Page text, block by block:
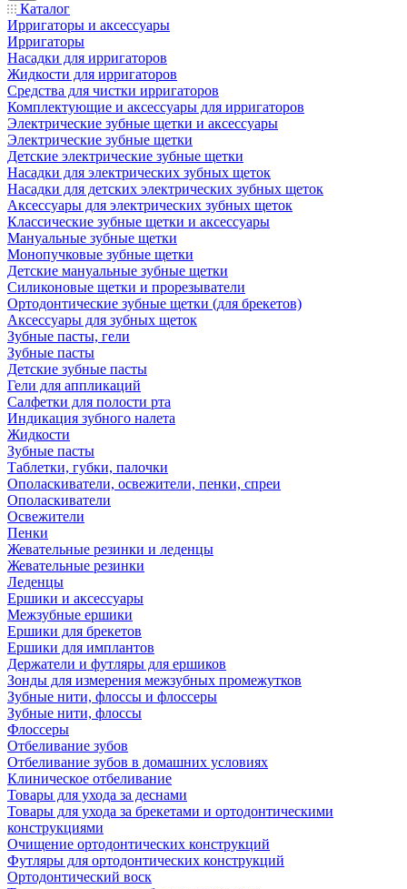
Каталог
Ирригаторы и аксессуары
Ирригаторы
Насадки для ирригаторов
Жидкости для ирригаторов
Средства для чистки ирригаторов
Комплектующие и аксессуары для ирригаторов
Электрические зубные щетки и аксессуары
Электрические зубные щетки
Детские электрические зубные щетки
Насадки для электрических зубных щеток
Насадки для детских электрических зубных щеток
Аксессуары для электрических зубных щеток
Классические зубные щетки и аксессуары
Мануальные зубные щетки
Монопучковые зубные щетки
Детские мануальные зубные щетки
Силиконовые щетки и прорезыватели
Ортодонтические зубные щетки (для брекетов)
Аксессуары для зубных щеток
Зубные пасты, гели
Зубные пасты
Детские зубные пасты
Гели для аппликаций
Салфетки для полости рта
Индикация зубного налета
Жидкости
Зубные пасты
Таблетки, губки, палочки
Ополаскиватели, освежители, пенки, спреи
Ополаскиватели
Освежители
Пенки
Жевательные резинки и леденцы
Жевательные резинки
Леденцы
Ершики и аксессуары
Межзубные ершики
Ершики для брекетов
Ершики для имплантов
Держатели и футляры для ершиков
Зонды для измерения межзубных промежутков
Зубные нити, флоссы и флоссеры
Зубные нити, флоссы
Флоссеры
Отбеливание зубов
Отбеливание зубов в домашних условиях
Клиническое отбеливание
Товары для ухода за деснами
Товары для ухода за брекетами и ортодонтическими
конструкциями
Очищение ортодонтических конструкций
Футляры для ортодонтических конструкций
Ортодонтический воск